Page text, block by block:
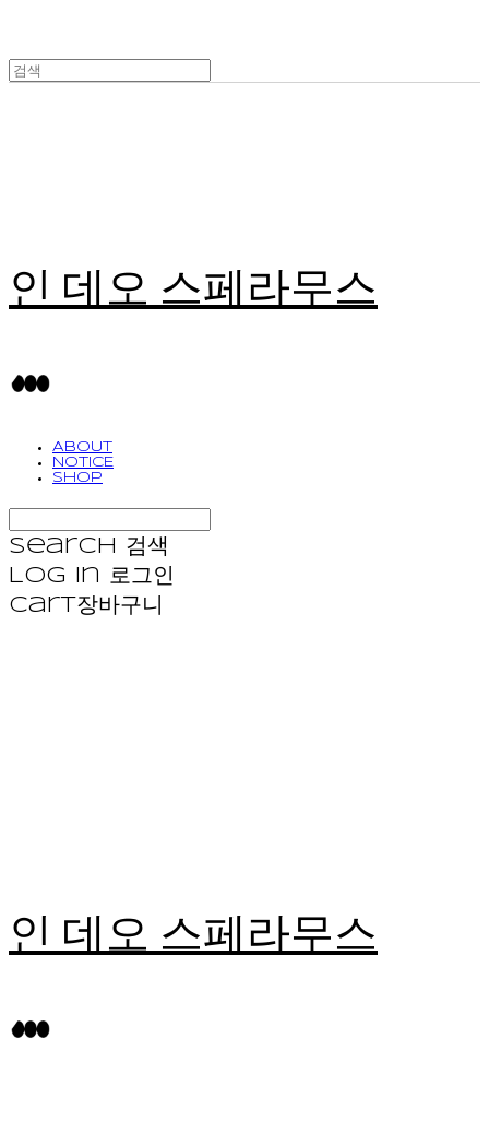
인 데오 스페라무스
ABOUT
NOTICE
SHOP
Search
검색
Log In 로그인
Cart장바구니
인 데오 스페라무스